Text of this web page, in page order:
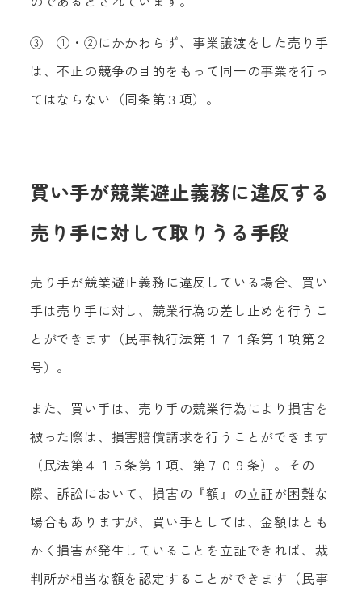
③ ①・②にかかわらず、事業譲渡をした売り手
は、不正の競争の目的をもって同一の事業を行っ
てはならない（同条第３項）。
買い手が競業避止義務に違反する
売り手に対して取りうる手段
売り手が競業避止義務に違反している場合、買い
手は売り手に対し、競業行為の差し止めを行うこ
とができます（民事執行法第１７１条第１項第２
号）。
また、買い手は、売り手の競業行為により損害を
被った際は、損害賠償請求を行うことができます
（民法第４１５条第１項、第７０９条）。その
際、訴訟において、損害の『額』の立証が困難な
場合もありますが、買い手としては、金額はとも
かく損害が発生していることを立証できれば、裁
判所が相当な額を認定することができます（民事